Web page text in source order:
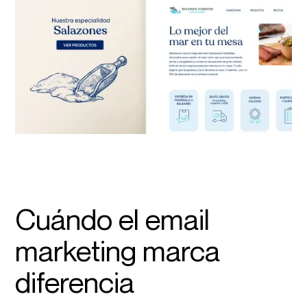
Cuándo el email
marketing marca
diferencia